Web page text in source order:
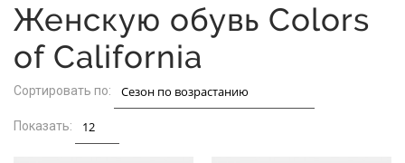
Женскую обувь Colors
of California
Сортировать по:
Показать: